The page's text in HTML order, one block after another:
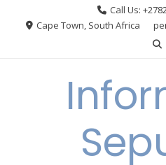
Call Us:
Cape Town, South Africa